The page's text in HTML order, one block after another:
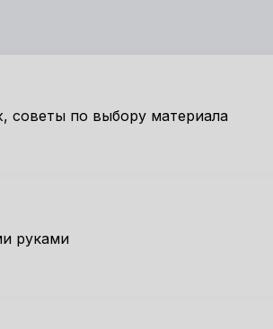
советы по выбору материала
руками